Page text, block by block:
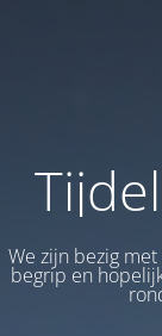
We zijn bezig
begrip en